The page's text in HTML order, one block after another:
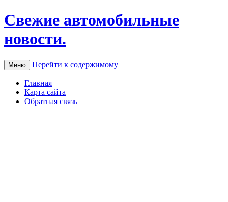
Свежие автомобильные
новости.
Меню Перейти к содержимому
Главная
Карта сайта
Обратная связь